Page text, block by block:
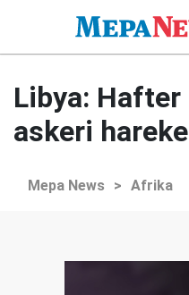
Libya: Hafter
askeri
Mepa News > Afrika